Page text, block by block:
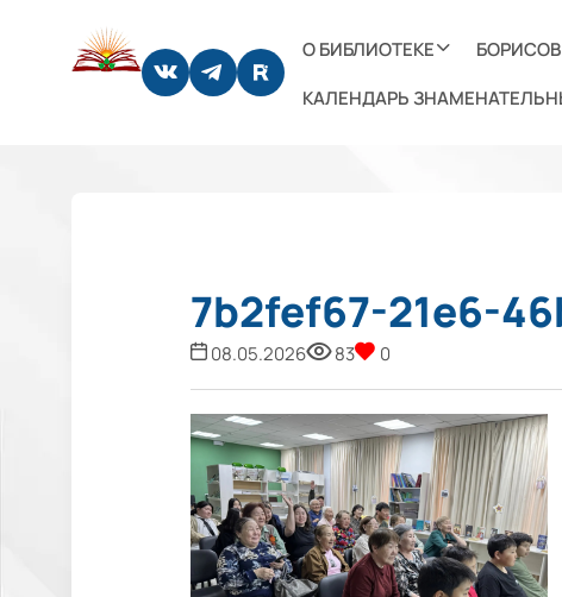
О БИБЛИОТЕКЕ
КАЛЕНДАРЬ
7b2fef67-21e6-
08.05.2026 83 0